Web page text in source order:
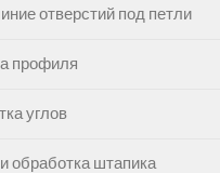
отверстий под петли
профиля
углов
обработка штапика